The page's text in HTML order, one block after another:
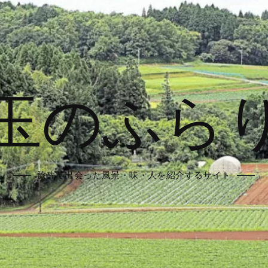
のふら
旅先で出会った風景・味・人を紹介するサイト